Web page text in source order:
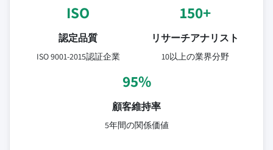
ISO
認定品質
ISO 9001-2015認証企業
150+
リサーチアナリスト
10以上の業界分野
95%
顧客維持率
5年間の関係価値